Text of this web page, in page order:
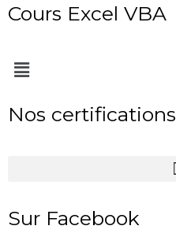
Cours Excel VBA
Menu
Nos certifications
Sur Facebook